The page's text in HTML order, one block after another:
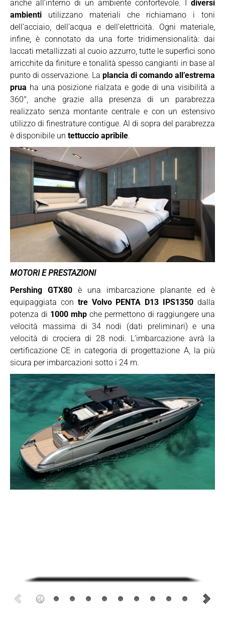
anche all’interno di un ambiente confortevole. I diversi
ambienti utilizzano materiali che richiamano i toni
dell’acciaio, dell’acqua e dell’elettricità. Ogni materiale,
infine, è connotato da una forte tridimensionalità: dai
laccati metallizzati al cuoio azzurro, tutte le superfici sono
arricchite da finiture e tonalità spesso cangianti in base al
punto di osservazione. La plancia di comando all’estrema
prua ha una posizione rialzata e gode di una visibilità a
360°, anche grazie alla presenza di un parabrezza
realizzato senza montante centrale e con un estensivo
utilizzo di finestrature contigue. Al di sopra del parabrezza
è disponibile un tettuccio apribile.
MOTORI E PRESTAZIONI
Pershing GTX80 è una imbarcazione planante ed è
equipaggiata con tre Volvo PENTA D13 IPS1350 dalla
potenza di 1000 mhp che permettono di raggiungere una
velocità massima di 34 nodi (dati preliminari) e una
velocità di crociera di 28 nodi. L’imbarcazione avrà la
certificazione CE in categoria di progettazione A, la più
sicura per imbarcazioni sotto i 24 m.